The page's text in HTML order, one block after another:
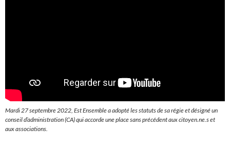
Mardi 27 septembre 2022, Est Ensemble a adopté les statuts de sa régie et désigné un
conseil d’administration (CA) qui accorde une place sans précédent aux citoyen.ne.s et
aux associations.